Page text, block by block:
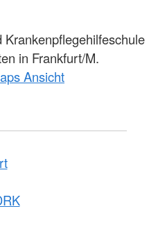
in Frankfurt/M.
Ansicht